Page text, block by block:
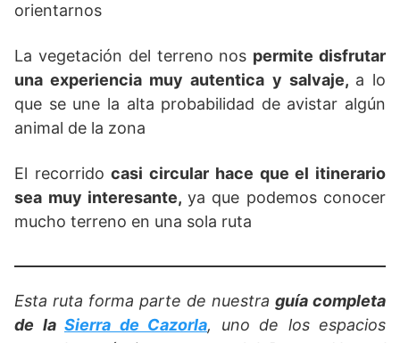
orientarnos
La vegetación del terreno nos permite disfrutar
una experiencia muy autentica y salvaje, a lo
que se une la alta probabilidad de avistar algún
animal de la zona
El recorridocasi circular hace que el itinerario
sea muy interesante, ya que podemos conocer
mucho terreno en una sola ruta
Esta ruta forma parte de nuestra guía completa
de la Sierra de Cazorla, uno de los espacios